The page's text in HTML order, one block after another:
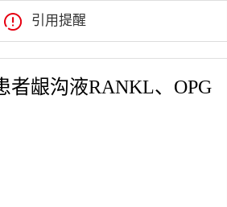
引用提醒
者龈沟液RANKL、OPG